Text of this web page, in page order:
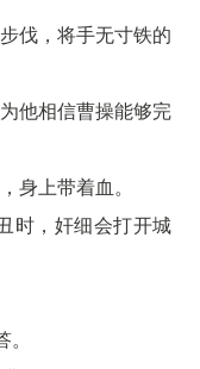
伐，将手无寸铁的
他相信曹操能够完
身上带着血。
时，奸细会打开城